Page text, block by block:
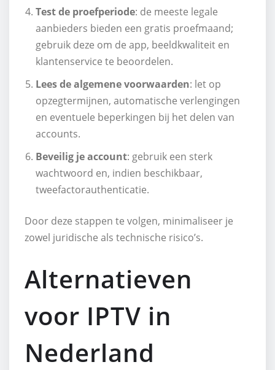
Test de proefperiode: de meeste legale
aanbieders bieden een gratis proefmaand;
gebruik deze om de app, beeldkwaliteit en
klantenservice te beoordelen.
Lees de algemene voorwaarden: let op
opzegtermijnen, automatische verlengingen
en eventuele beperkingen bij het delen van
accounts.
Beveilig je account: gebruik een sterk
wachtwoord en, indien beschikbaar,
tweefactorauthenticatie.
Door deze stappen te volgen, minimaliseer je
zowel juridische als technische risico’s.
Alternatieven
voor IPTV in
Nederland